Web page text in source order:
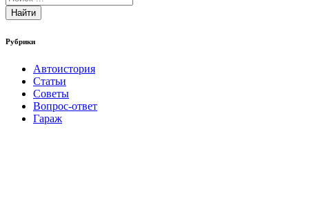
Найти
Рубрики
Автоистория
Статьи
Советы
Вопрос-ответ
Гараж